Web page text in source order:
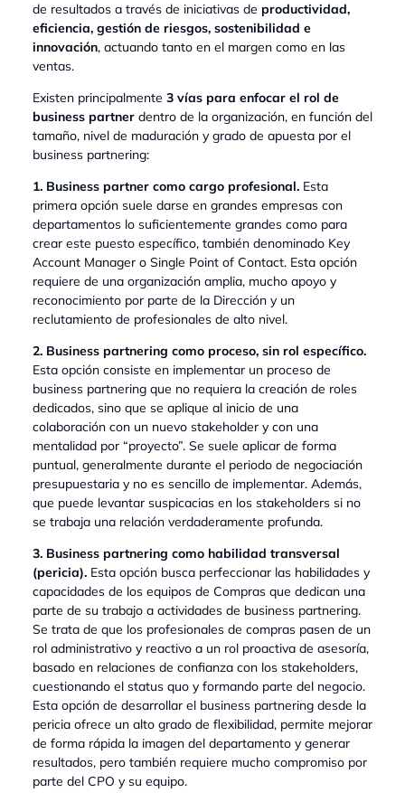
de resultados a través de iniciativas de productividad,
eficiencia, gestión de riesgos, sostenibilidad e
innovación, actuando tanto en el margen como en las
ventas.
Existen principalmente 3 vías para enfocar el rol de
business partner dentro de la organización, en función del
tamaño, nivel de maduración y grado de apuesta por el
business partnering:
1. Business partner como cargo profesional. Esta
primera opción suele darse en grandes empresas con
departamentos lo suficientemente grandes como para
crear este puesto específico, también denominado Key
Account Manager o Single Point of Contact. Esta opción
requiere de una organización amplia, mucho apoyo y
reconocimiento por parte de la Dirección y un
reclutamiento de profesionales de alto nivel.
2. Business partnering como proceso, sin rol específico.
Esta opción consiste en implementar un proceso de
business partnering que no requiera la creación de roles
dedicados, sino que se aplique al inicio de una
colaboración con un nuevo stakeholder y con una
mentalidad por “proyecto”. Se suele aplicar de forma
puntual, generalmente durante el periodo de negociación
presupuestaria y no es sencillo de implementar. Además,
que puede levantar suspicacias en los stakeholders si no
se trabaja una relación verdaderamente profunda.
3. Business partnering como habilidad transversal
(pericia). Esta opción busca perfeccionar las habilidades y
capacidades de los equipos de Compras que dedican una
parte de su trabajo a actividades de business partnering.
Se trata de que los profesionales de compras pasen de un
rol administrativo y reactivo a un rol proactiva de asesoría,
basado en relaciones de confianza con los stakeholders,
cuestionando el status quo y formando parte del negocio.
Esta opción de desarrollar el business partnering desde la
pericia ofrece un alto grado de flexibilidad, permite mejorar
de forma rápida la imagen del departamento y generar
resultados, pero también requiere mucho compromiso por
parte del CPO y su equipo.